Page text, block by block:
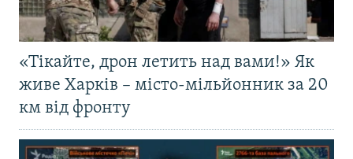
«Тікайте, дрон летить над вами!» Як
живе Харків – місто-мільйонник за 20
км від фронту